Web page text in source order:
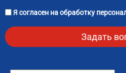
Я согласен наобработку